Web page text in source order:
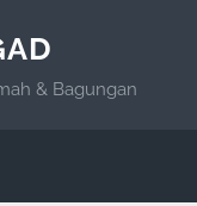
& Bagungan